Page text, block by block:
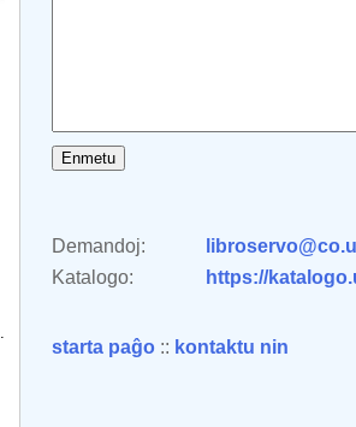
Demandoj:
Katalogo:
https://
starta paĝo :: kontaktu nin